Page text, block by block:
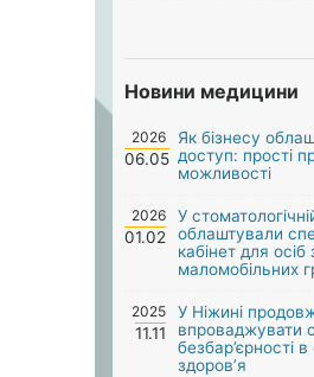
Новини медицини
2026
06.05
Як бізнесу
доступ: прості
можливості
2026
01.02
У
облаштували
кабінет для осіб
маломобільних
2025
11.11
У Ніжині
впроваджувати
безбар’єрності
здоров’я